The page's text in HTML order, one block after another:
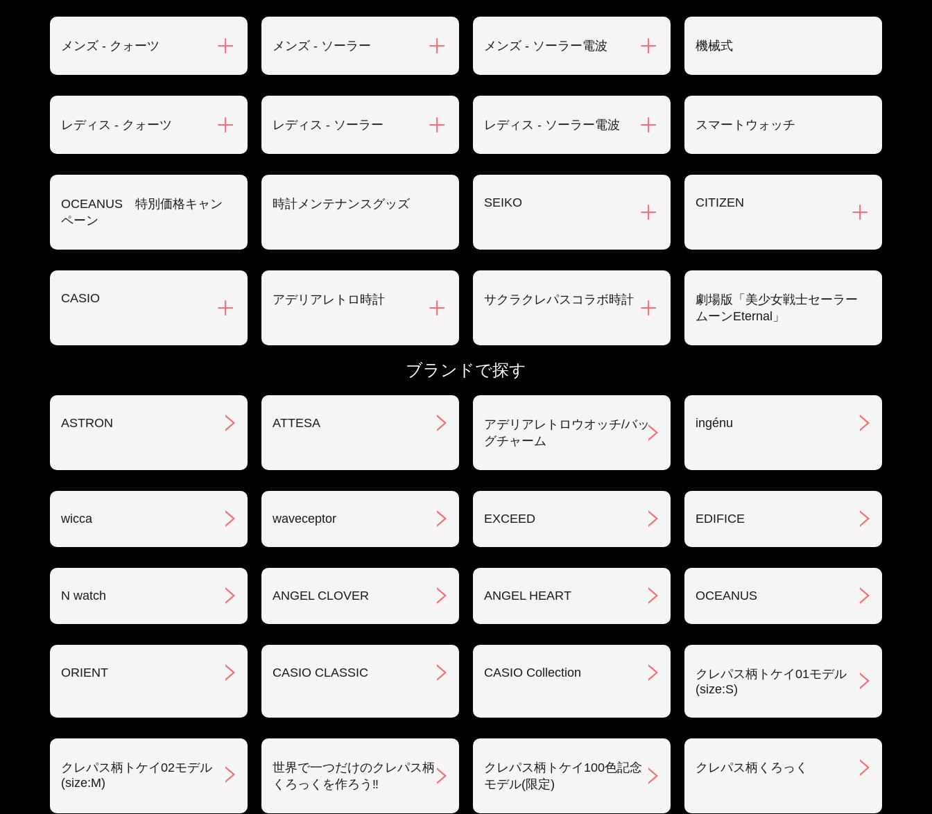
メンズ - クォーツ メンズ - ソーラー メンズ - ソーラー電波 機械式
レディス - クォーツ レディス - ソーラー レディス - ソーラー電波 スマートウォッチ
OCEANUS 特別価格キャン
ペーン
時計メンテナンスグッズ SEIKO CITIZEN
CASIO アデリアレトロ時計 サクラクレパスコラボ時計
劇場版「美少女戦士セーラー
ムーンEternal」
ブランドで探す
ASTRON ATTESA
アデリアレトロウオッチ/バッ
グチャーム
ingénu
wicca waveceptor EXCEED EDIFICE
N watch ANGEL CLOVER ANGEL HEART OCEANUS
ORIENT CASIO CLASSIC CASIO Collection
クレパス柄トケイ01モデル
(size:S)
クレパス柄トケイ02モデル
(size:M)
世界で一つだけのクレパス柄
くろっくを作ろう‼︎
クレパス柄トケイ100色記念
モデル(限定)
クレパス柄くろっく